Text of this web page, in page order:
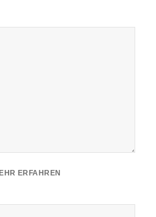
ERFAHREN